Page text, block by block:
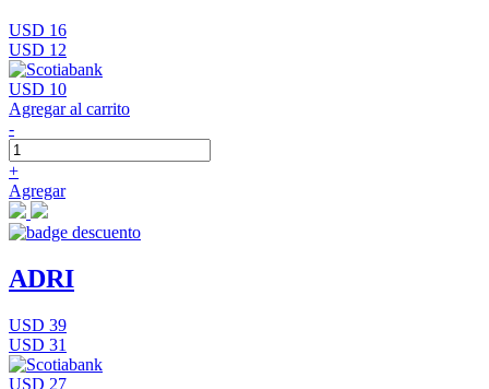
USD 16
USD 12
USD 10
Agregar al carrito
-
+
Agregar
ADRI
USD 39
USD 31
USD 27